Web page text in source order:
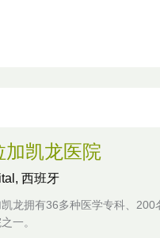
加凯龙医院
西班牙
龙拥有36多种医学专科、
一。